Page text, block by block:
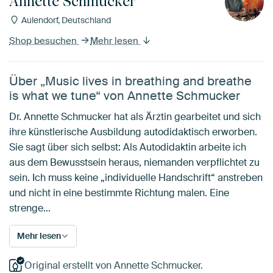
Aulendorf, Deutschland
Shop besuchen Mehr lesen
Über „Music lives in breathing and breathe
is what we tune“ von Annette Schmucker
Dr. Annette Schmucker hat als Ärztin gearbeitet und sich
ihre künstlerische Ausbildung autodidaktisch erworben.
Sie sagt über sich selbst: Als Autodidaktin arbeite ich
aus dem Bewusstsein heraus, niemanden verpflichtet zu
sein. Ich muss keine „individuelle Handschrift“ anstreben
und nicht in eine bestimmte Richtung malen. Eine
strenge…
Mehr lesen
Original erstellt von Annette Schmucker.